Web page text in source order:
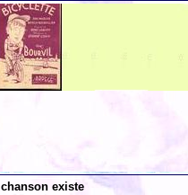
existe